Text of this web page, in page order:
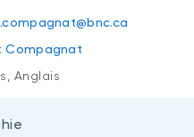
Compagnat
Anglais